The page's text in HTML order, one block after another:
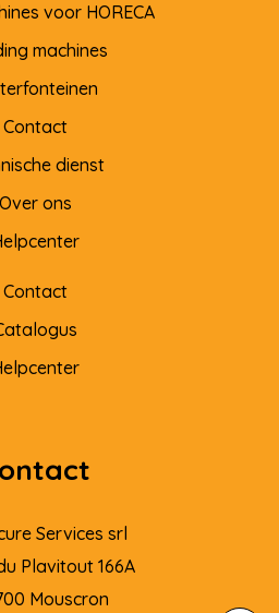
voor HORECA
machines
Contact
dienst
Over ons
Contact
Services srl
Plavitout 166A
Mouscron